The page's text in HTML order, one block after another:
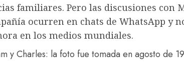
familiares. Pero las discusiones con
ocurren en chats de WhatsApp y
en los medios mundiales.